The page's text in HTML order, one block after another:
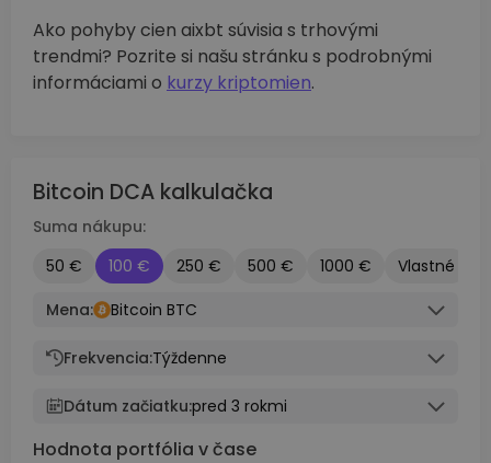
Ako pohyby cien aixbt súvisia s trhovými
trendmi? Pozrite si našu stránku s podrobnými
informáciami o kurzy kriptomien.
Bitcoin DCA kalkulačka
Suma nákupu:
50 €
100 € 250 € 500 € 1000 €
Vlastné
Mena:
Bitcoin BTC
Frekvencia:Týždenne
Dátum začiatku:pred 3 rokmi
Hodnota portfólia v čase